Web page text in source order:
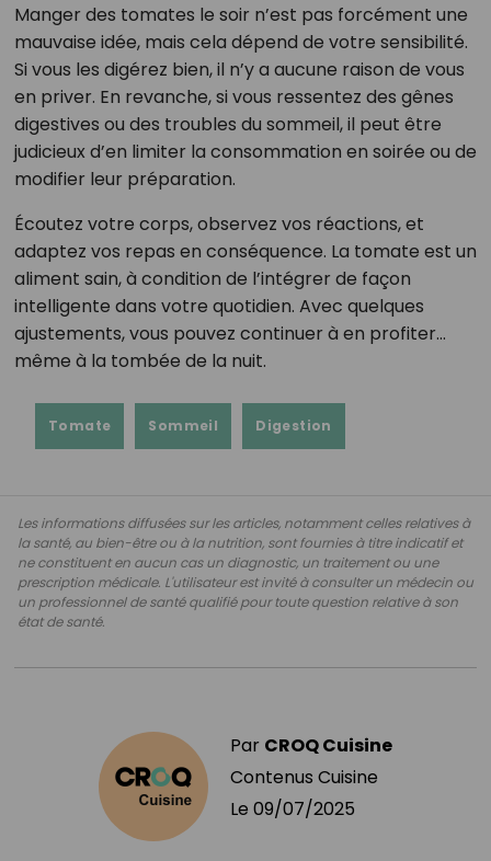
Manger des tomates le soir n’est pas forcément une
mauvaise idée, mais cela dépend de votre sensibilité.
Si vous les digérez bien, il n’y a aucune raison de vous
en priver. En revanche, si vous ressentez des gênes
digestives ou des troubles du sommeil, il peut être
judicieux d’en limiter la consommation en soirée ou de
modifier leur préparation.
Écoutez votre corps, observez vos réactions, et
adaptez vos repas en conséquence. La tomate est un
aliment sain, à condition de l’intégrer de façon
intelligente dans votre quotidien. Avec quelques
ajustements, vous pouvez continuer à en profiter…
même à la tombée de la nuit.
Tomate Sommeil Digestion
Les informations diffusées sur les articles, notamment celles relatives à
la santé, au bien-être ou à la nutrition, sont fournies à titre indicatif et
ne constituent en aucun cas un diagnostic, un traitement ou une
prescription médicale. L'utilisateur est invité à consulter un médecin ou
un professionnel de santé qualifié pour toute question relative à son
état de santé.
Par CROQ Cuisine
Contenus Cuisine
Le 09/07/2025